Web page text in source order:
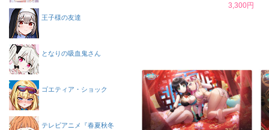
3,300円
王子様の友達
となりの吸血鬼さん
ゴエティア・ショック
テレビアニメ『春夏秋冬